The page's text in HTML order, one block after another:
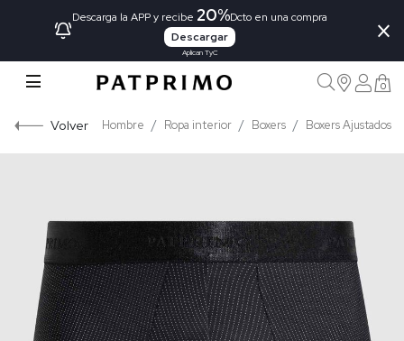
Descarga la APP y recibe 20%Dcto en una compra
Descargar
Aplican TyC
×
0
Volver Hombre Ropa interior Boxers Boxers Ajustados